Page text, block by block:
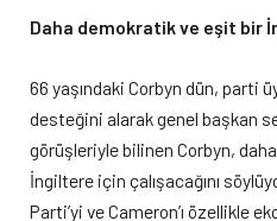
Daha demokratik ve eşit bir
66 yaşındaki Corbyn dün, parti
desteğini alarak genel başkan
görüşleriyle bilinen Corbyn,
İngiltere için çalışacağını
Parti’yi ve Cameron’ı özellikle